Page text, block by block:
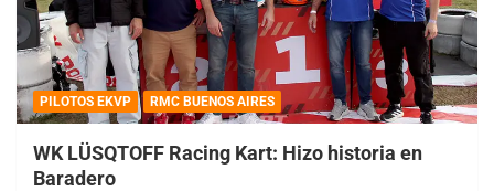
PILOTOS EKVP RMC BUENOS AIRES
WK LÜSQTOFF Racing Kart: Hizo historia en
Baradero